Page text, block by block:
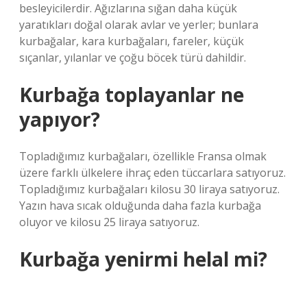
besleyicilerdir. Ağızlarına sığan daha küçük
yaratıkları doğal olarak avlar ve yerler; bunlara
kurbağalar, kara kurbağaları, fareler, küçük
sıçanlar, yılanlar ve çoğu böcek türü dahildir.
Kurbağa toplayanlar ne
yapıyor?
Topladığımız kurbağaları, özellikle Fransa olmak
üzere farklı ülkelere ihraç eden tüccarlara satıyoruz.
Topladığımız kurbağaları kilosu 30 liraya satıyoruz.
Yazın hava sıcak olduğunda daha fazla kurbağa
oluyor ve kilosu 25 liraya satıyoruz.
Kurbağa yenirmi helal mi?